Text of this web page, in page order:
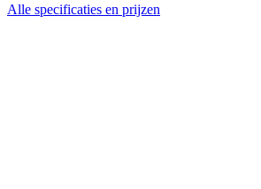
Alle specificaties en prijzen